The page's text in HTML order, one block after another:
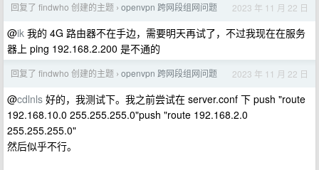
回复了 findwho 创建的主题 › openvpn 跨网段组网问题 2023 年 11 月 22 日
@ik 我的 4G 路由器不在手边，需要明天再试了，不过我现在在服务
器上 ping 192.168.2.200 是不通的
回复了 findwho 创建的主题 › openvpn 跨网段组网问题 2023 年 11 月 22 日
@cdlnls 好的，我测试下。我之前尝试在 server.conf 下 push "route
192.168.10.0 255.255.255.0"push "route 192.168.2.0
255.255.255.0"
然后似乎不行。